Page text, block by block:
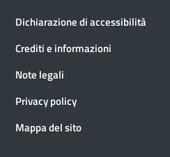
Dichiarazione di accessibilità
Crediti e informazioni
Note legali
Privacy policy
Mappa del sito